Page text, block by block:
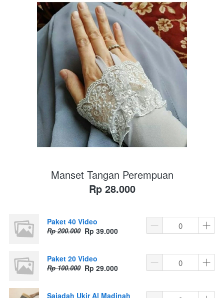
Manset Tangan Perempuan
Rp 28.000
Paket 40 Video
Rp 200.000 Rp 39.000
Paket 20 Video
Rp 100.000 Rp 29.000
Sajadah Ukir Al Madinah